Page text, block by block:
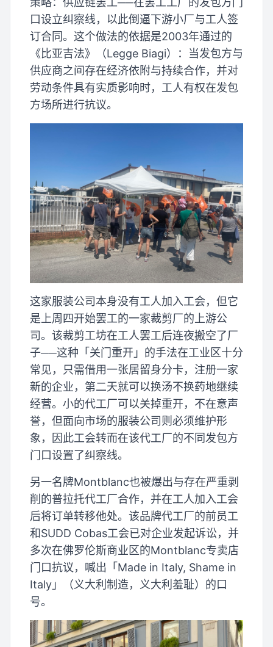
口设立纠察线，以此倒逼下游小厂与工人签
订合同。这个做法的依据是2003年通过的
《比亚吉法》（Legge Biagi）：当发包方与
供应商之间存在经济依附与持续合作，并对
劳动条件具有实质影响时，工人有权在发包
方场所进行抗议。
这家服装公司本身没有工人加入工会，但它
是上周四开始罢工的一家裁剪厂的上游公
司。该裁剪工坊在工人罢工后连夜搬空了厂
子──这种「关门重开」的手法在工业区十分
常见，只需借用一张居留身分卡，注册一家
新的企业，第二天就可以换汤不换药地继续
经营。小的代工厂可以关掉重开，不在意声
誉，但面向市场的服装公司则必须维护形
象，因此工会转而在该代工厂的不同发包方
门口设置了纠察线。
另一名牌Montblanc也被爆出与存在严重剥
削的普拉托代工厂合作，并在工人加入工会
后将订单转移他处。该品牌代工厂的前员工
和SUDD Cobas工会已对企业发起诉讼，并
多次在佛罗伦斯商业区的Montblanc专卖店
门口抗议，喊出「Made in Italy, Shame in
Italy」（义大利制造，义大利羞耻）的口
号。